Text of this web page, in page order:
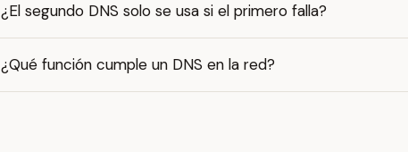
¿El segundo DNS solo se usa si el primero falla?
¿Qué función cumple un DNS en la red?